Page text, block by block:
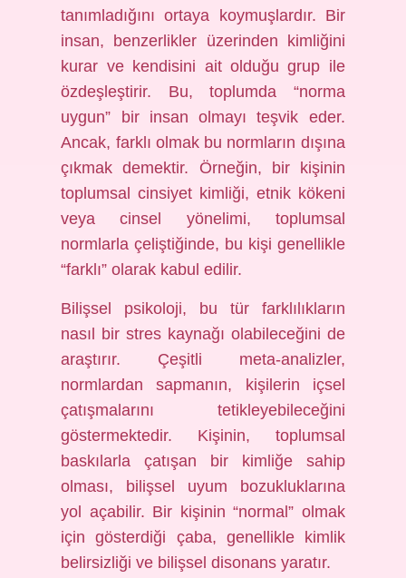
tanımladığını ortaya koymuşlardır. Bir
insan, benzerlikler üzerinden kimliğini
kurar ve kendisini ait olduğu grup ile
özdeşleştirir. Bu, toplumda “norma
uygun” bir insan olmayı teşvik eder.
Ancak, farklı olmak bu normların dışına
çıkmak demektir. Örneğin, bir kişinin
toplumsal cinsiyet kimliği, etnik kökeni
veya cinsel yönelimi, toplumsal
normlarla çeliştiğinde, bu kişi genellikle
“farklı” olarak kabul edilir.
Bilişsel psikoloji, bu tür farklılıkların
nasıl bir stres kaynağı olabileceğini de
araştırır. Çeşitli meta-analizler,
normlardan sapmanın, kişilerin içsel
çatışmalarını tetikleyebileceğini
göstermektedir. Kişinin, toplumsal
baskılarla çatışan bir kimliğe sahip
olması, bilişsel uyum bozukluklarına
yol açabilir. Bir kişinin “normal” olmak
için gösterdiği çaba, genellikle kimlik
belirsizliği ve bilişsel disonans yaratır.